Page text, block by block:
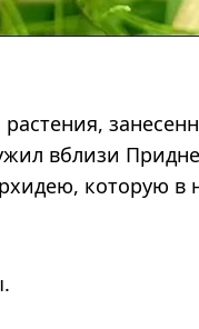
вблизи
которую в